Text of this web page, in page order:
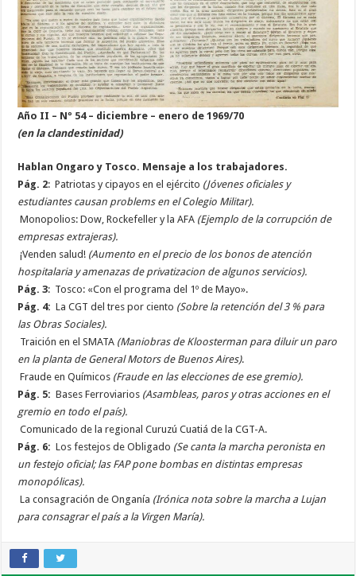
Año II – Nº 54 – diciembre – enero de 1969/70
(en la clandestinidad)
Hablan Ongaro y Tosco. Mensaje a los trabajadores.
Pág. 2: Patriotas y cipayos en el ejército (Jóvenes oficiales y
estudiantes causan problems en el Colegio Militar).
Monopolios: Dow, Rockefeller y la AFA (Ejemplo de la corrupción de
empresas extrajeras).
¡Venden salud! (Aumento en el precio de los bonos de atención
hospitalaria y amenazas de privatizacion de algunos servicios).
Pág. 3: Tosco: «Con el programa del 1º de Mayo».
Pág. 4: La CGT del tres por ciento (Sobre la retención del 3 % para
las Obras Sociales).
Traición en el SMATA (Maniobras de Kloosterman para diluir un paro
en la planta de General Motors de Buenos Aires).
Fraude en Químicos (Fraude en las elecciones de ese gremio).
Pág. 5: Bases Ferroviarios (Asambleas, paros y otras acciones en el
gremio en todo el país).
Comunicado de la regional Curuzú Cuatiá de la CGT-A.
Pág. 6: Los festejos de Obligado (Se canta la marcha peronista en
un festejo oficial; las FAP pone bombas en distintas empresas
monopólicas).
La consagración de Onganía (Irónica nota sobre la marcha a Lujan
para consagrar el país a la Virgen María).